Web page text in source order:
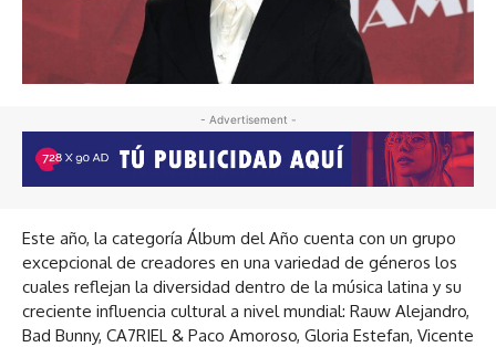
- Advertisement -
Este año, la categoría Álbum del Año cuenta con un grupo
excepcional de creadores en una variedad de géneros los
cuales reflejan la diversidad dentro de la música latina y su
creciente influencia cultural a nivel mundial: Rauw Alejandro,
Bad Bunny, CA7RIEL & Paco Amoroso, Gloria Estefan, Vicente